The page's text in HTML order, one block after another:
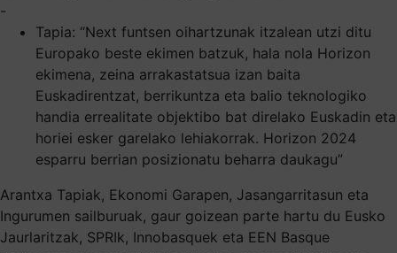
-
Tapia: “Next funtsen oihartzunak itzalean utzi ditu
Europako beste ekimen batzuk, hala nola Horizon
ekimena, zeina arrakastatsua izan baita
Euskadirentzat, berrikuntza eta balio teknologiko
handia errealitate objektibo bat direlako Euskadin eta
horiei esker garelako lehiakorrak. Horizon 2024
esparru berrian posizionatu beharra daukagu”
Arantxa Tapiak, Ekonomi Garapen, Jasangarritasun eta
Ingurumen sailburuak, gaur goizean parte hartu du Eusko
Jaurlaritzak, SPRIk, Innobasquek eta EEN Basque